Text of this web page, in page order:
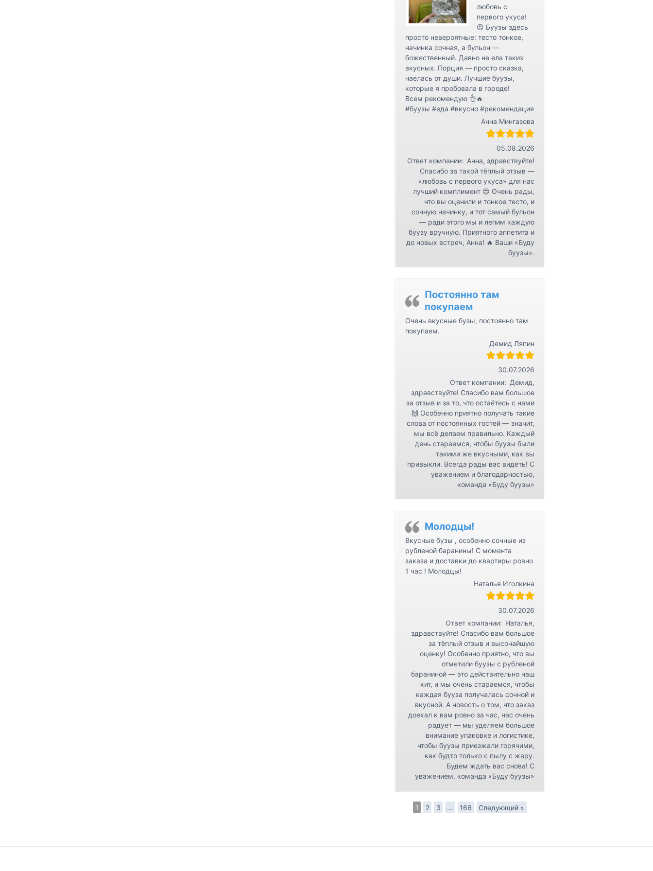
любовь с
первого укуса!
😍 Буузы здесь
просто невероятные: тесто тонкое,
начинка сочная, а бульон —
божественный. Давно не ела таких
вкусных. Порция — просто сказка,
наелась от души. Лучшие буузы,
которые я пробовала в городе!
Всем рекомендую 👌🔥
#буузы #еда #вкусно #рекомендация
Анна Мингазова
05.08.2026
Ответ компании: Анна, здравствуйте!
Спасибо за такой тёплый отзыв —
«любовь с первого укуса» для нас
лучший комплимент 😍 Очень рады,
что вы оценили и тонкое тесто, и
сочную начинку, и тот самый бульон
— ради этого мы и лепим каждую
буузу вручную. Приятного аппетита и
до новых встреч, Анна! 🔥 Ваши «Буду
буузы».
Постоянно там
покупаем
Очень вкусные бузы, постоянно там
покупаем.
Демид Ляпин
30.07.2026
Ответ компании: Демид,
здравствуйте! Спасибо вам большое
за отзыв и за то, что остаётесь с нами
🙌 Особенно приятно получать такие
слова от постоянных гостей — значит,
мы всё делаем правильно. Каждый
день стараемся, чтобы буузы были
такими же вкусными, как вы
привыкли. Всегда рады вас видеть! С
уважением и благодарностью,
команда «Буду буузы»
Молодцы!
Вкусные бузы , особенно сочные из
рубленой баранины! С момента
заказа и доставки до квартиры ровно
1 час ! Молодцы!
Наталья Иголкина
30.07.2026
Ответ компании: Наталья,
здравствуйте! Спасибо вам большое
за тёплый отзыв и высочайшую
оценку! Особенно приятно, что вы
отметили буузы с рубленой
бараниной — это действительно наш
хит, и мы очень стараемся, чтобы
каждая бууза получалась сочной и
вкусной. А новость о том, что заказ
доехал к вам ровно за час, нас очень
радует — мы уделяем большое
внимание упаковке и логистике,
чтобы буузы приезжали горячими,
как будто только с пылу с жару.
Будем ждать вас снова! С
уважением, команда «Буду буузы»
1 2 3 … 166 Следующий »